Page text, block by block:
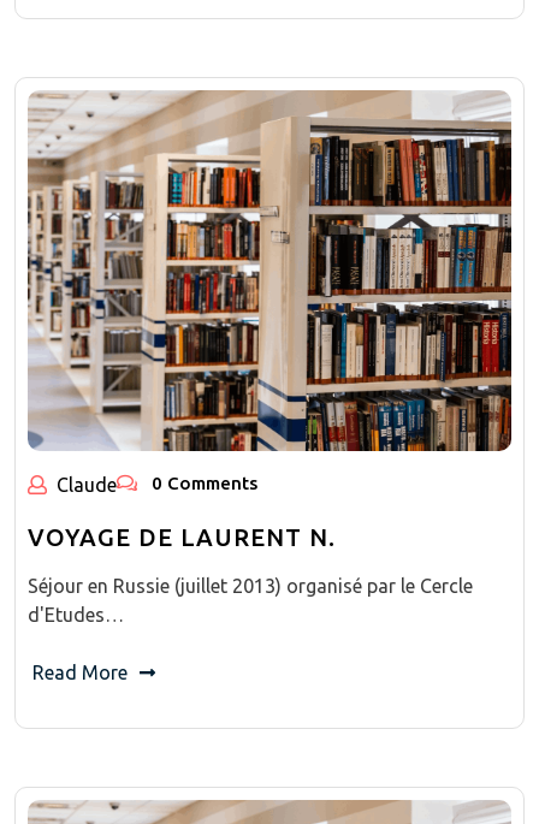
Claude 0 Comments
VOYAGE DE LAURENT N.
Séjour en Russie (juillet 2013) organisé par le Cercle
d'Etudes…
Read More